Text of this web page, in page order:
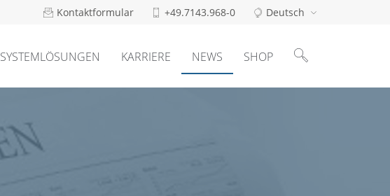
Deutsch
Kontaktformular +49.7143.968-0
SYSTEMLÖSUNGEN KARRIERE NEWS SHOP